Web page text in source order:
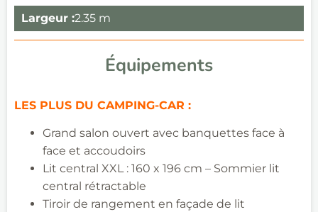
Largeur :2.35 m
Équipements
LES PLUS DU CAMPING-CAR :
Grand salon ouvert avec banquettes face à
face et accoudoirs
Lit central XXL : 160 x 196 cm – Sommier lit
central rétractable​
Tiroir de rangement en façade de lit​